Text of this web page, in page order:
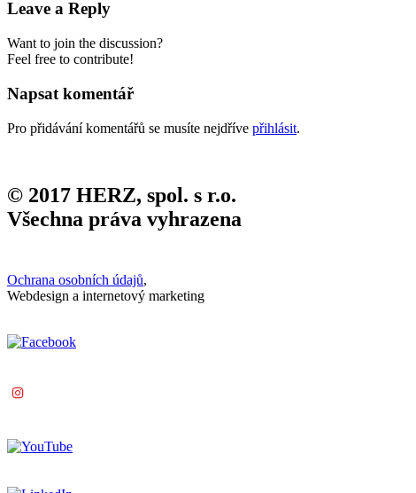
Leave a Reply
Want to join the discussion?
Feel free to contribute!
Napsat komentář
Pro přidávání komentářů se musíte nejdříve přihlásit.
© 2017 HERZ, spol. s r.o.
Všechna práva vyhrazena
Ochrana osobních údajů,
Webdesign a internetový marketing